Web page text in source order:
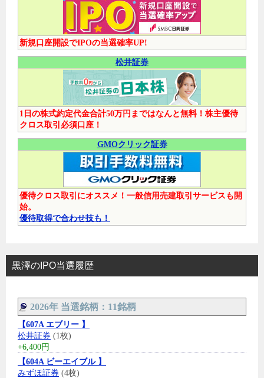
新規口座開設でIPOの当選確率UP!
松井証券
1日の株式約定代金合計50万円まではなんと無料！株主優待
クロス取引必須口座！
GMOクリック証券
優待クロス取引にオススメ！一般信用売建取引サービスも開
始。
優待取得で合わせ技も！
黒澤のIPO当選履歴
2026年 当選銘柄：11銘柄
【607A エブリー 】
松井証券 (1枚)
+6,400円
【604A ビーエイブル 】
みずほ証券 (4枚)